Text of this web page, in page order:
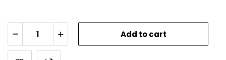
Add to cart